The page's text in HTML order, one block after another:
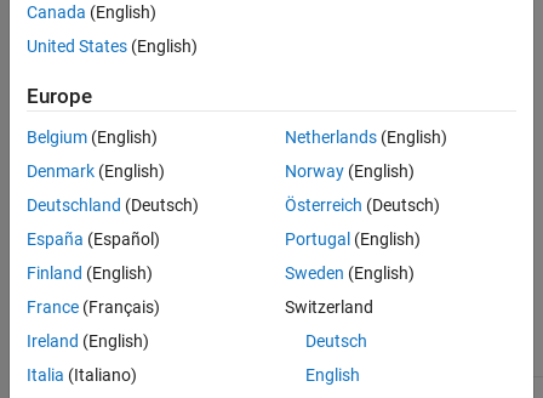
warning (default) |
none
warning
When the application detects this situation, it displays a warning.
error
When the application detects this situation, it terminates the
simulation and displays an error message.
Recommended Settings
Application
Canada (English)
United States (English)
Europe
Belgium (English)
Denmark (English)
Deutschland (Deutsch)
España (Español)
Finland (English)
France (Français)
Ireland (English)
Italia (Italiano)
Netherlands(English)
Norway(English)
Österreich (Deutsch)
Portugal (English)
Sweden (English)
Switzerland
Deutsch
English